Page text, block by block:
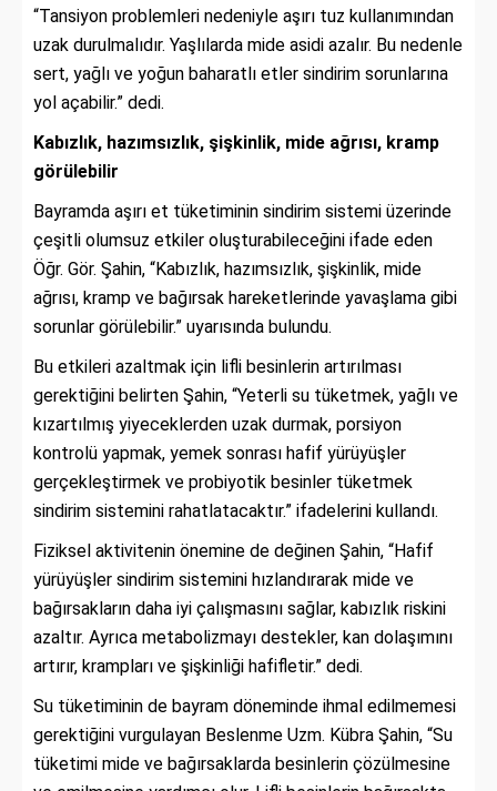
“Tansiyon problemleri nedeniyle aşırı tuz kullanımından
uzak durulmalıdır. Yaşlılarda mide asidi azalır. Bu nedenle
sert, yağlı ve yoğun baharatlı etler sindirim sorunlarına
yol açabilir.” dedi.
Kabızlık, hazımsızlık, şişkinlik, mide ağrısı, kramp
görülebilir
Bayramda aşırı et tüketiminin sindirim sistemi üzerinde
çeşitli olumsuz etkiler oluşturabileceğini ifade eden
Öğr. Gör. Şahin, “Kabızlık, hazımsızlık, şişkinlik, mide
ağrısı, kramp ve bağırsak hareketlerinde yavaşlama gibi
sorunlar görülebilir.” uyarısında bulundu.
Bu etkileri azaltmak için lifli besinlerin artırılması
gerektiğini belirten Şahin, “Yeterli su tüketmek, yağlı ve
kızartılmış yiyeceklerden uzak durmak, porsiyon
kontrolü yapmak, yemek sonrası hafif yürüyüşler
gerçekleştirmek ve probiyotik besinler tüketmek
sindirim sistemini rahatlatacaktır.” ifadelerini kullandı.
Fiziksel aktivitenin önemine de değinen Şahin, “Hafif
yürüyüşler sindirim sistemini hızlandırarak mide ve
bağırsakların daha iyi çalışmasını sağlar, kabızlık riskini
azaltır. Ayrıca metabolizmayı destekler, kan dolaşımını
artırır, krampları ve şişkinliği hafifletir.” dedi.
Su tüketiminin de bayram döneminde ihmal edilmemesi
gerektiğini vurgulayan Beslenme Uzm. Kübra Şahin, “Su
tüketimi mide ve bağırsaklarda besinlerin çözülmesine